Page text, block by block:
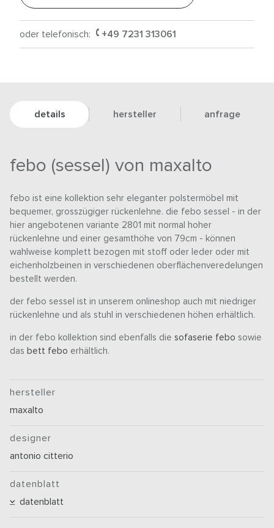
oder telefonisch: +49 7231 313061
details hersteller anfrage
febo (sessel) von maxalto
febo ist eine kollektion sehr eleganter polstermöbel mit
bequemer, grosszügiger rückenlehne. die febo sessel - in der
hier angebotenen variante 2801 mit normal hoher
rückenlehne und einer gesamthöhe von 79cm - können
wahlweise komplett bezogen mit stoff oder leder oder mit
eichenholzbeinen in verschiedenen oberflächenveredelungen
bestellt werden.
der febo sessel ist in unserem onlineshop auch mit niedriger
rückenlehne und als stuhl in verschiedenen höhen erhältlich.
in der febo kollektion sind ebenfalls diesofaserie febo sowie
das bett febo erhältlich.
hersteller
maxalto
designer
antonio citterio
datenblatt
datenblatt